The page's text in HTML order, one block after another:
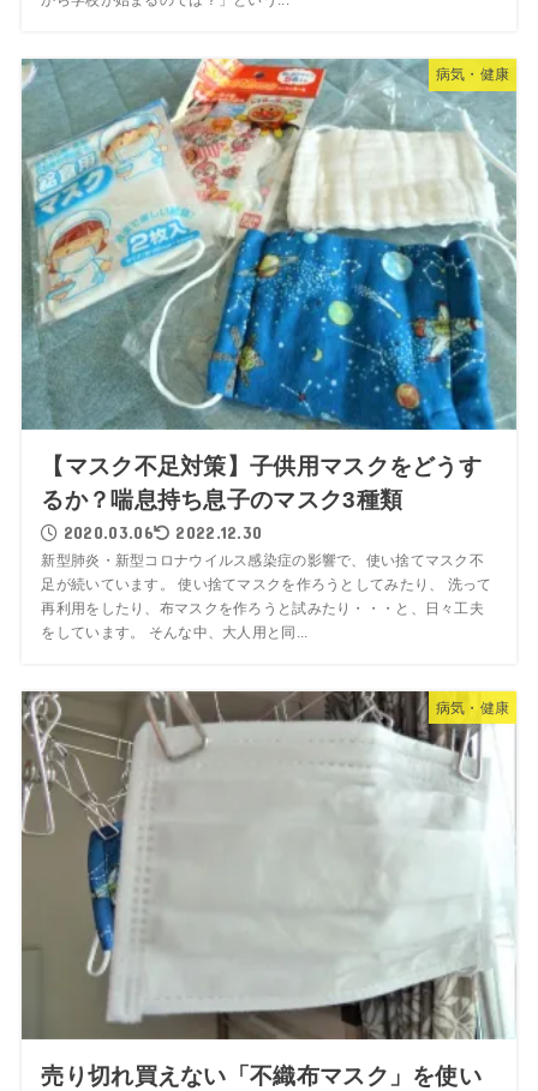
病気・健康
【マスク不足対策】子供用マスクをどうす
るか？喘息持ち息子のマスク3種類
2020.03.06 2022.12.30
新型肺炎・新型コロナウイルス感染症の影響で、使い捨てマスク不
足が続いています。 使い捨てマスクを作ろうとしてみたり、 洗って
再利用をしたり、布マスクを作ろうと試みたり・・・と、日々工夫
をしています。 そんな中、大人用と同...
病気・健康
売り切れ買えない「不織布マスク」を使い